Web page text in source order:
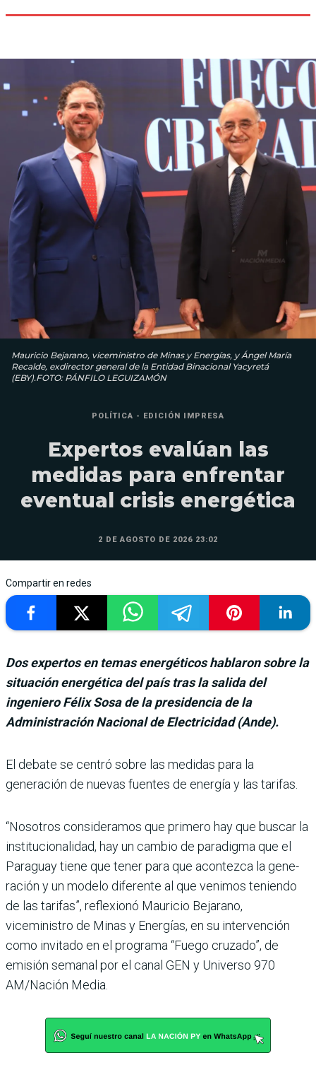
Mauricio Bejarano, viceministro de Minas y Energías, y Ángel María
Recalde, exdirector general de la Entidad Binacional Yacyretá
(EBY).FOTO: PÁNFILO LEGUIZAMÓN
POLÍTICA - EDICIÓN IMPRESA
Expertos evalúan las
medidas para enfrentar
eventual crisis energética
2 DE AGOSTO DE 2026 23:02
Compartir en redes
Dos expertos en temas energéticos hablaron sobre la
situación energética del país tras la salida del
ingeniero Félix Sosa de la presidencia de la
Administración Nacional de Electricidad (Ande).
El debate se centró sobre las medidas para la
generación de nuevas fuentes de energía y las tarifas.
“Nosotros consideramos que primero hay que buscar la
institucionalidad, hay un cambio de paradigma que el
Paraguay tiene que tener para que acontezca la gene­
ración y un modelo diferente al que venimos teniendo
de las tarifas”, reflexionó Mau­ricio Bejarano,
viceministro de Minas y Energías, en su intervención
como invitado en el programa “Fuego cru­zado”, de
emisión semanal por el canal GEN y Universo 970
AM/Nación Media.